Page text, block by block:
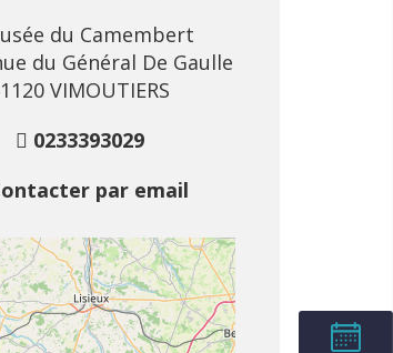
du Camembert
du Général De Gaulle
VIMOUTIERS
0233393029
par email